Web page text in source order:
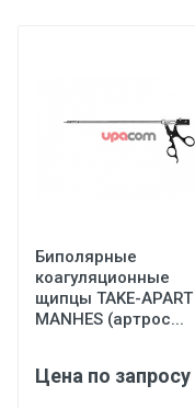
Биполярные
коагуляционные
щипцы TAKE-
MANHES (артрос...
Цена по запросу